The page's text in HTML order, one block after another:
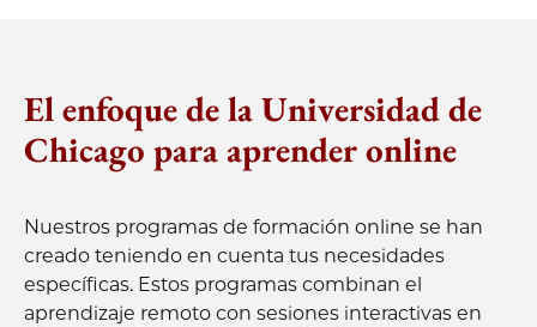
El enfoque de la Universidad de
Chicago para aprender online
Nuestros programas de formación online se han
creado teniendo en cuenta tus necesidades
específicas. Estos programas combinan el
aprendizaje remoto con sesiones interactivas en